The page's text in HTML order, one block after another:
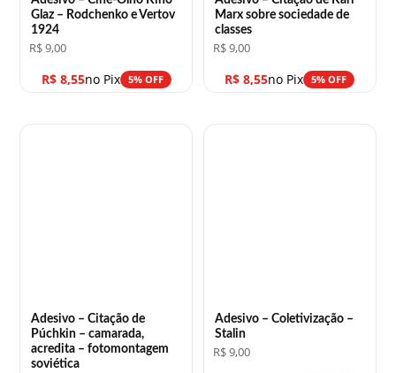
Glaz – Rodchenko e Vertov
1924
R$9,00
R$8,55no Pix 5% OFF
Marx sobre sociedade de
classes
R$9,00
R$ 8,55no Pix 5% OFF
Adesivo – Citação de
Púchkin – camarada,
acredita – fotomontagem
soviética
Adesivo – Coletivização –
Stalin
R$9,00